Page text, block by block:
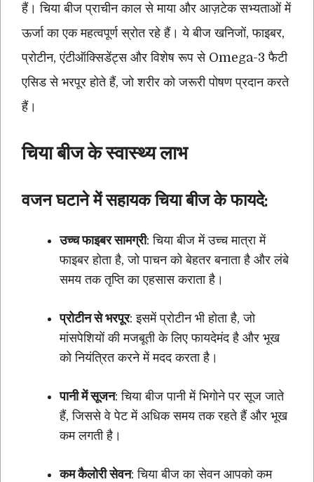
हैं। चिया बीज प्राचीन काल से माया और आज़टेक सभ्यताओं में
ऊर्जा का एक महत्वपूर्ण स्रोत रहे हैं। ये बीज खनिजों, फाइबर,
प्रोटीन, एंटीऑक्सिडेंट्स और विशेष रूप से Omega-3 फैटी
एसिड से भरपूर होते हैं, जो शरीर को जरूरी पोषण प्रदान करते
हैं।
चिया बीज के स्वास्थ्य लाभ
वजन घटाने में सहायक चिया बीज के फायदे:
उच्च फाइबर सामग्री: चिया बीज में उच्च मात्रा में
फाइबर होता है, जो पाचन को बेहतर बनाता है और लंबे
समय तक तृप्ति का एहसास कराता है।
प्रोटीन से भरपूर: इसमें प्रोटीन भी होता है, जो
मांसपेशियों की मजबूती के लिए फायदेमंद है और भूख
को नियंत्रित करने में मदद करता है।
पानी में सूजन: चिया बीज पानी में भिगोने पर सूज जाते
हैं, जिससे वे पेट में अधिक समय तक रहते हैं और भूख
कम लगती है।
कम कैलोरी सेवन: चिया बीज का सेवन आपको कम